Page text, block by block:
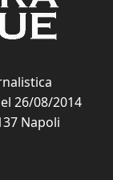
26/08/2014
Napoli